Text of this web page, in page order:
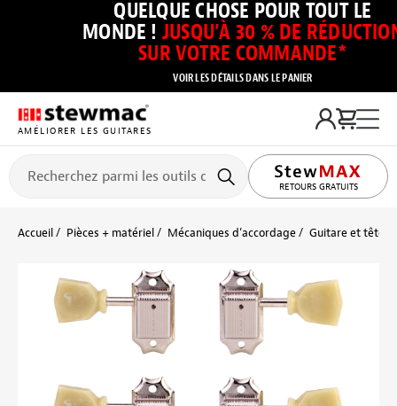
QUELQUE CHOSE POUR TOUT LE
MONDE ! JUSQU’À 30 % DE
SUR VOTRE COMMANDE*
VOIR LES DÉTAILS DANS LE PANIER
AMÉLIORER LES GUITARES
RETOURS GRATUITS
Accueil Pièces + matériel Mécaniques d’accordage Guitare et tête